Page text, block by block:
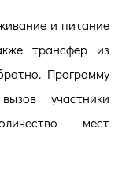
и питание
трансфер из
Программу
участники
мест